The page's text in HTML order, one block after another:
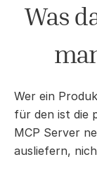
Was
Wer ein
für den ist die
MCP Server
ausliefern,